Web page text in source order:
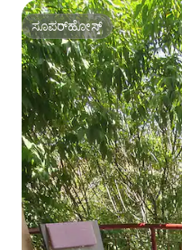
ಸೂಪರ್‌ಹೋಸ್ಟ್
ಸೂಪರ್‌ಹೋಸ್ಟ್